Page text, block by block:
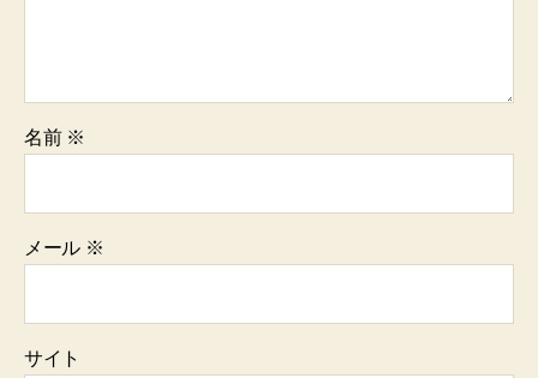
名前 ※
メール ※
サイト